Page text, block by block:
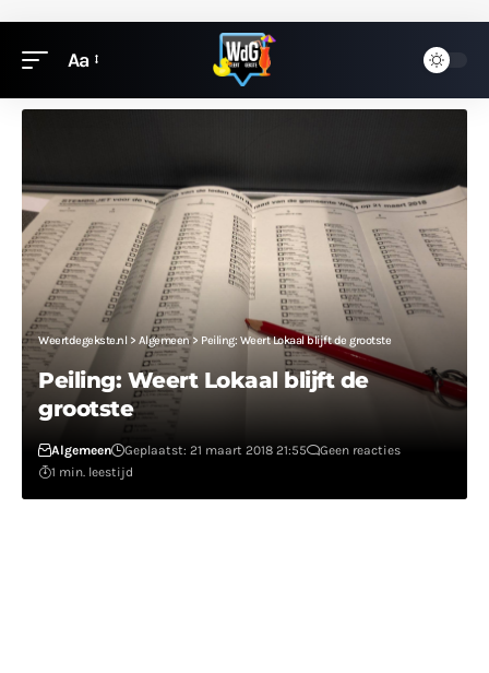
Aa
Weertdegekste.nl > Algemeen> Peiling: Weert Lokaal blijft de grootste
Peiling: Weert Lokaal blijft de
grootste
Algemeen Geplaatst: 21 maart 2018 21:55
Geen reacties
1 min. leestijd